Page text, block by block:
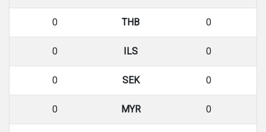
0 THB 0
0 ILS 0
0 SEK 0
0 MYR 0